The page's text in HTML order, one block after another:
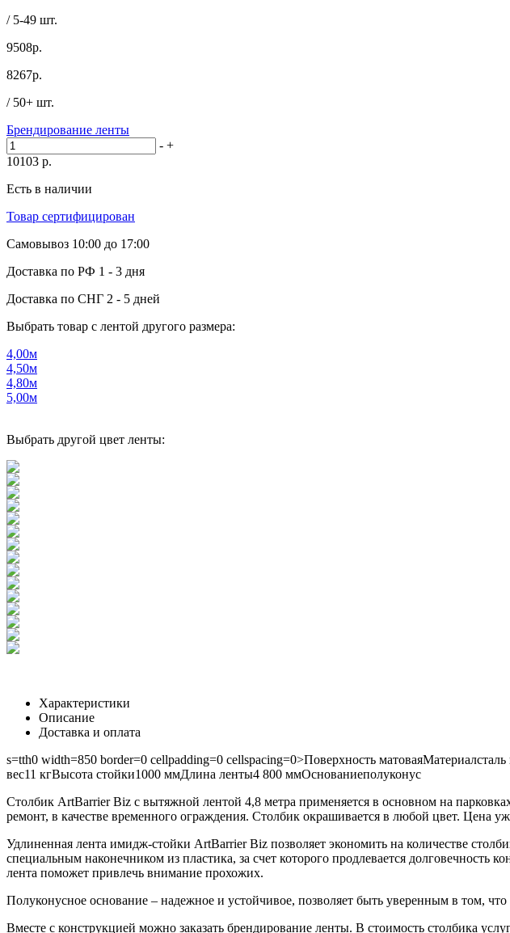
/ 5-49 шт.
9508р.
8267р.
/ 50+ шт.
Брендирование ленты
- +
10103 р.
Есть в наличии
Товар сертифицирован
Самовывоз 10:00 до 17:00
Доставка по РФ 1 - 3 дня
Доставка по СНГ 2 - 5 дней
Выбрать товар с лентой другого размера:
4,00м
4,50м
4,80м
5,00м
Выбрать другой цвет ленты:
Характеристики
Описание
Доставка и оплата
s=tth0 width=850 border=0 cellpadding=0 cellspacing=0>Поверхность матоваяМатериал
вес11 кгВысота стойки1000 ммДлина ленты4 800 ммОснованиеполуконус
Столбик ArtBarrier Biz с вытяжной лентой 4,8 метра применяется в основном на
ремонт, в качестве временного ограждения. Столбик окрашивается в любой цвет. Цена
Удлиненная лента имидж-стойки ArtBarrier Biz позволяет экономить на количестве
специальным наконечником из пластика, за счет которого продлевается долговечность
лента поможет привлечь внимание прохожих.
Полуконусное основание – надежное и устойчивое, позволяет быть уверенным в том, что
Вместе с конструкцией можно заказать брендирование ленты. В стоимость столбика